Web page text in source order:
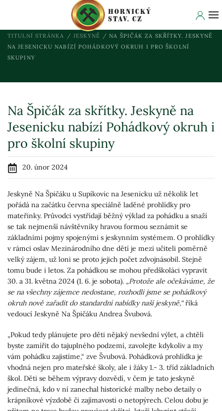
TITULNÍ STRÁNKA JESKYNĚ
NA ŠPIČÁK ZA SKŘÍTKY. JESKYNĚ
NA JESENICKU NABÍZÍ POHÁDKOVÝ OKRUH I PRO ŠKOLNÍ
SKUPINY
Na Špičák za skřítky. Jeskyně na
Jesenicku nabízí Pohádkový okruh i
pro školní skupiny
20. únor 2024
Jeskyně Na Špičáku u Supíkovic na Jesenicku už několik let
pořádá na začátku června speciálně laděné prohlídky pro
mateřinky. Průvodci vystřídají běžný výklad za pohádku a snaží
se tak nejmenší návštěvníky hravou formou seznámit se
základními pojmy spojenými s jeskynním systémem. O prohlídky
v rámci oslav Mezinárodního dne dětí je mezi učiteli poměrně
velký zájem, už loni se proto jejich počet zdvojnásobil. Stejně
tomu bude i letos. Za pohádkou se mohou předškoláci vypravit
30. a 31. května 2024 (1. 6. je sobota). „Protože ale očekáváme, že
se na všechny zájemce nedostane, rozhodli jsme se pohádkový
okruh nově zařadit do standardní nabídky naší jeskyně,“říká
vedoucí Jeskyně Na Špičáku Andrea Švubová.
„Pokud tedy plánujete pro děti nějaký nevšední výlet, a chtěli
byste zamířit do tajuplného podzemí, zavolejte kdykoliv a my
vám pohádku zajistíme,“ zve Švubová. Pohádková prohlídka je
vhodná nejen pro mateřské školy, ale i žáky 1.- 3. tříd základních
škol. Děti se během výpravy dozvědí, v čem je tato jeskyně
jedinečná, kdo v ní zanechal historické malby nebo detaily o
krápníkové výzdobě či zajímavosti o netopýrech. Celou dobu je